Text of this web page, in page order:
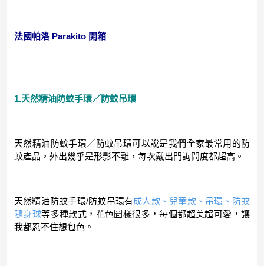
法國帕洛 Parakito 開箱
1.天然精油防蚊手環／防蚊吊環
天然精油防蚊手環／防蚊吊環可以說是我們全家最常用的防
蚊產品，外出幾乎是形影不離，每次戴出門詢問度都超高。
天然精油防蚊手環/防蚊吊環有成人款、 兒童款、 吊環 、 防蚊
隨身球等多種款式，花色圖樣很多，每個都超美超可愛，讓
我都忍不住想包色。